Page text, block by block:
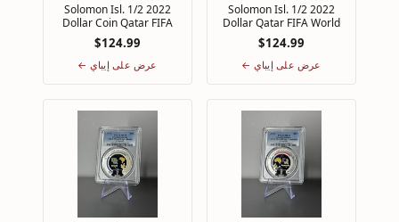
2022 Solomon Isl. 1/2
Dollar Qatar FIFA World
Cup PCGS MS69 Top Pop
1/0 Canada
$124.99
عرض على إيباي ←
2022 Solomon Isl. 1/2
Dollar Coin Qatar FIFA
Cup PCGS MS67 Top Pop
Netherlands
$124.99
عرض على إيباي ←